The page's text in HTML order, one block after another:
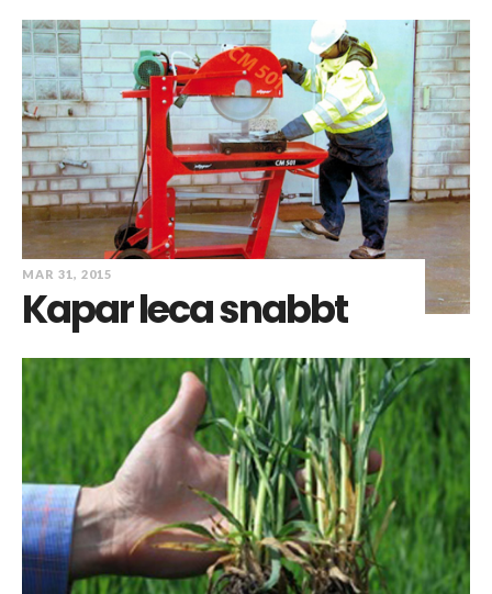
MAR 31, 2015
Kapar leca snabbt